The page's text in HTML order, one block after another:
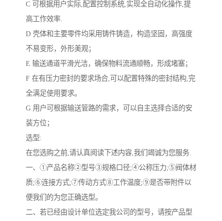
C 可根据用户实际,配置控制系统,实现全自动化操作,提
高工作效率.
D 壳体和主要零件均采用铸件铸造，构造坚固，高强度
不易变形，外形美观；
E 输送通道平滑光洁，确保物料流通顺畅，形成堵塞；
F 在有压力密封的要求场合,可以配置特殊的密封结构,完
全满足使用要求。
G 用户可根据输送管路的需求，可以自主选择合适的安
装方位；
选型:
在您选购之前,请认真阅读下述内容,我们竭诚为您服务.
一、①产品名称②型号③规格口径;④公称压力;⑤阀体材
质;⑥连接方式;⑦传动方式⑧工作温度;⑨是否带附件以
便我们的为您正确选型。
二、若已经由设计单位选定我公司的型号，请按产品型